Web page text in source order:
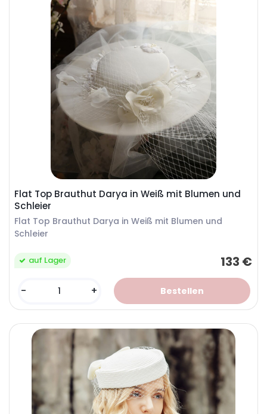
Flat Top Brauthut Darya in Weiß mit Blumen und
Schleier
Flat Top Brauthut Darya in Weiß mit Blumen und
Schleier
133 €
auf Lager
- +